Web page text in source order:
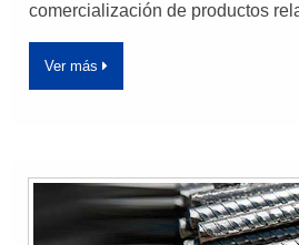
comercialización de productos
Ver más